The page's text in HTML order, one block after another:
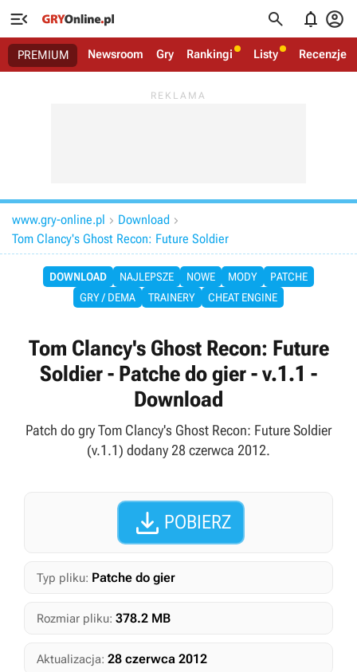
   
PREMIUM Newsroom Gry Rankingi Listy Recenzje
www.gry-online.pl  Download 
Tom Clancy's Ghost Recon: Future Soldier
DOWNLOAD NAJLEPSZE NOWE MODY
PATCHE
GRY / DEMA
TRAINERY CHEAT ENGINE
Tom Clancy's Ghost Recon: Future
Soldier - Patche do gier - v.1.1 -
Download
Patch do gry Tom Clancy's Ghost Recon: Future Soldier
(v.1.1) dodany 28 czerwca 2012.
 POBIERZ
Typ pliku: Patche do gier
Rozmiar pliku: 378.2 MB
Aktualizacja: 28 czerwca 2012